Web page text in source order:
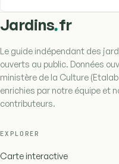
Jardins.fr
Le guide indépendant des
ouverts au public. Données
ministère de la Culture
enrichies par notre équipe et
contributeurs.
EXPLORER
Carte interactive